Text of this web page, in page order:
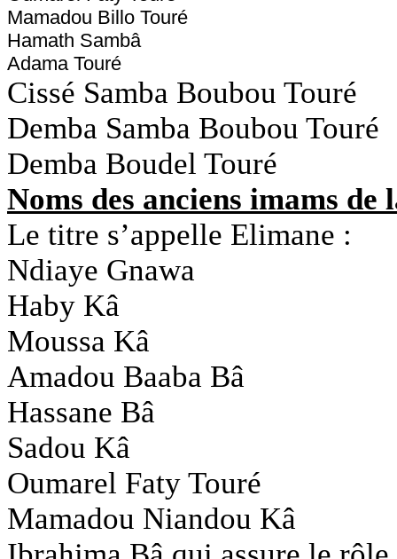
Mamadou Billo Touré
Hamath Sambâ
Adama Touré
Cissé Samba Boubou Touré
Demba Samba Boubou Touré
Demba Boudel Touré
Noms des anciens imams de
Le titre s’appelle Elimane :
Ndiaye Gnawa
Haby Kâ
Moussa Kâ
Amadou Baaba Bâ
Hassane Bâ
Sadou Kâ
Oumarel Faty Touré
Mamadou Niandou Kâ